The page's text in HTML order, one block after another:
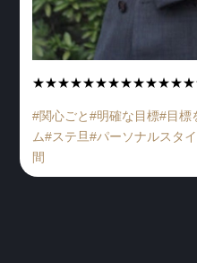
#関心ごと#明確な目標#目標
ム#ステ旦#パーソナルスタ
間